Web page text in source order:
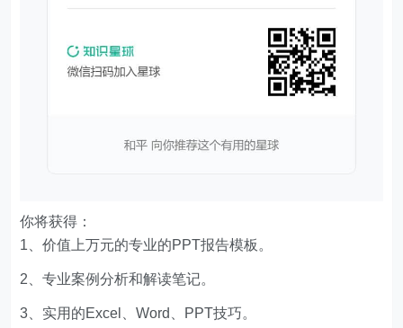
你将获得：
1、价值上万元的专业的PPT报告模板。
2、专业案例分析和解读笔记。
3、实用的Excel、Word、PPT技巧。